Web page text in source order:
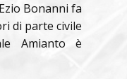
Bonanni fa
di parte civile
Amianto è